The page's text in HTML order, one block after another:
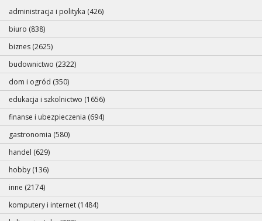
administracja i polityka (426)
biuro (838)
biznes (2625)
budownictwo (2322)
dom i ogród (350)
edukacja i szkolnictwo (1656)
finanse i ubezpieczenia (694)
gastronomia (580)
handel (629)
hobby (136)
inne (2174)
komputery i internet (1484)